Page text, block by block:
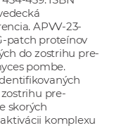
APVV-23-
patch proteínov
do zostrihu pre-
pombe.
pre-
skorých
komplexu